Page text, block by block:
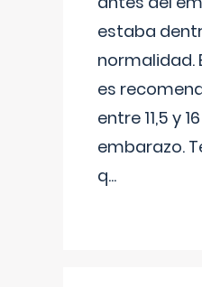
estaba
normalidad.
es
entre 11,5 y
embarazo.
q...